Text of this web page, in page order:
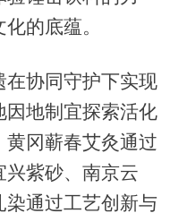
的底蕴。
协同守护下实现
因地制宜探索活化
黄冈蕲春艾灸通过
兴紫砂、南京云
染通过工艺创新与